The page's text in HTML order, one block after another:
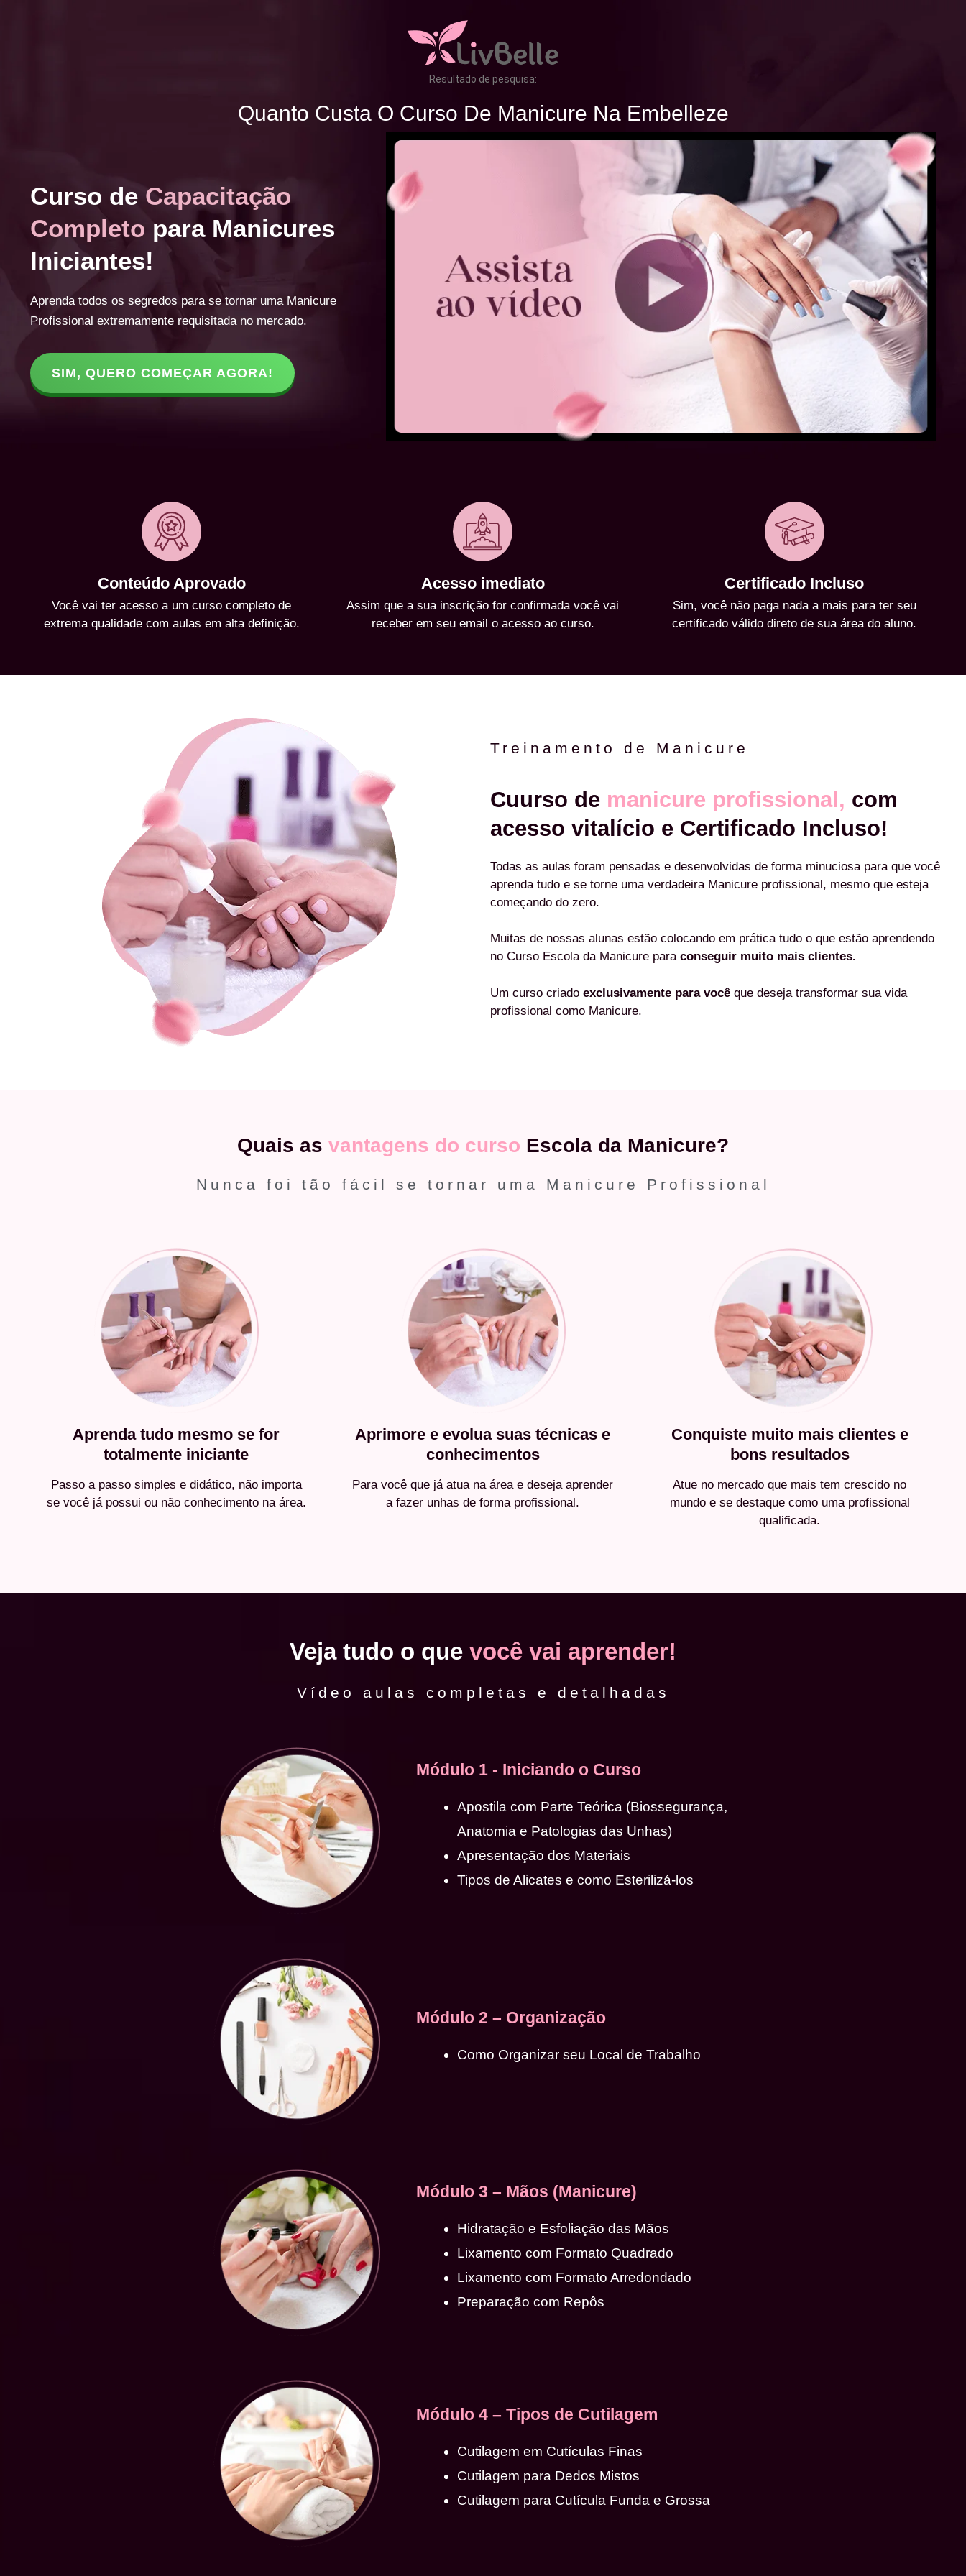
Resultado de pesquisa:
Quanto Custa O Curso De Manicure Na Embelleze
Curso de Capacitação
Completo para Manicures
Iniciantes!
Aprenda todos os segredos para se tornar uma Manicure
Profissional extremamente requisitada no mercado.
SIM, QUERO COMEÇAR AGORA!
Conteúdo Aprovado
Você vai ter acesso a um curso completo de
extrema qualidade com aulas em alta definição.
Acesso imediato
Assim que a sua inscrição for confirmada você vai
receber em seu email o acesso ao curso.
Certificado Incluso
Sim, você não paga nada a mais para ter seu
certificado válido direto de sua área do aluno.
Treinamento de Manicure
Cuurso de manicure profissional, com
acesso vitalício e Certificado Incluso!
Todas as aulas foram pensadas e desenvolvidas de forma minuciosa para que você
aprenda tudo e se torne uma verdadeira Manicure profissional, mesmo que esteja
começando do zero.
Muitas de nossas alunas estão colocando em prática tudo o que estão aprendendo
no Curso Escola da Manicure para conseguir muito mais clientes.
Um curso criado exclusivamente para você que deseja transformar sua vida
profissional como Manicure.
Quais as vantagens do curso Escola da Manicure?
Nunca foi tão fácil se tornar uma Manicure Profissional
Aprenda tudo mesmo se for
totalmente iniciante
Passo a passo simples e didático, não importa
se você já possui ou não conhecimento na área.
Aprimore e evolua suas técnicas e
conhecimentos
Para você que já atua na área e deseja aprender
a fazer unhas de forma profissional.
Conquiste muito mais clientes e
bons resultados
Atue no mercado que mais tem crescido no
mundo e se destaque como uma profissional
qualificada.
Veja tudo o que você vai aprender!
Vídeo aulas completas e detalhadas
Módulo 1 - Iniciando o Curso
Apostila com Parte Teórica (Biossegurança,
Anatomia e Patologias das Unhas)
Apresentação dos Materiais
Tipos de Alicates e como Esterilizá-los
Módulo 2 – Organização
Como Organizar seu Local de Trabalho
Módulo 3 – Mãos (Manicure)
Hidratação e Esfoliação das Mãos
Lixamento com Formato Quadrado
Lixamento com Formato Arredondado
Preparação com Repôs
Módulo 4 – Tipos de Cutilagem
Cutilagem em Cutículas Finas
Cutilagem para Dedos Mistos
Cutilagem para Cutícula Funda e Grossa